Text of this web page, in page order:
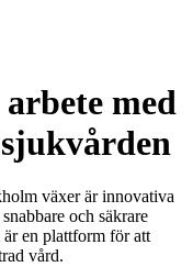
med
växer är innovativa
och säkrare
en plattform för att
vård.